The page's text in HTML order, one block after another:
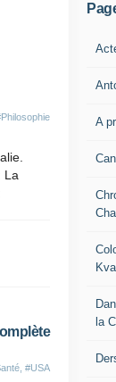
La
#USA
A
la